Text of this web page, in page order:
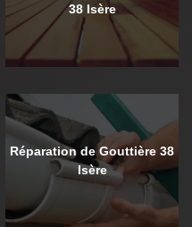
38 Isère
Réparation de Gouttière 38
Isère